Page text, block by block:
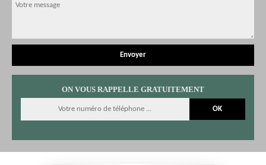
ON VOUS RAPPELLE GRATUITEMENT